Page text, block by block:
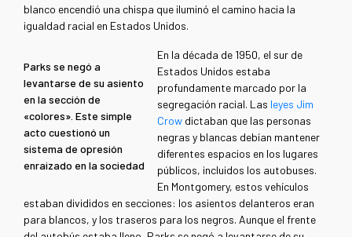
blanco encendió una chispa que iluminó el camino hacia la
igualdad racial en Estados Unidos.
Parks se negó a
levantarse de su asiento
en la sección de
«colores». Este simple
acto cuestionó un
sistema de opresión
enraizado en la sociedad
En la década de 1950, el sur de
Estados Unidos estaba
profundamente marcado por la
segregación racial. Las leyes Jim
Crow dictaban que las personas
negras y blancas debían mantener
diferentes espacios en los lugares
públicos, incluidos los autobuses.
En Montgomery, estos vehículos
estaban divididos en secciones: los asientos delanteros eran
para blancos, y los traseros para los negros. Aunque el frente